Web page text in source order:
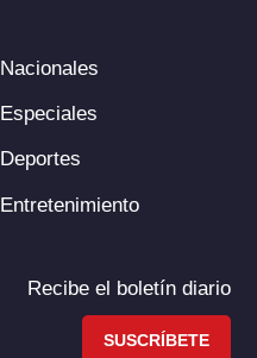
Nacionales
Especiales
Deportes
Entretenimiento
Recibe el boletín diario
SUSCRÍBETE